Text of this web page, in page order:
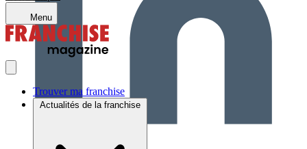
Menu
Trouver ma franchise
Actualités de la franchise